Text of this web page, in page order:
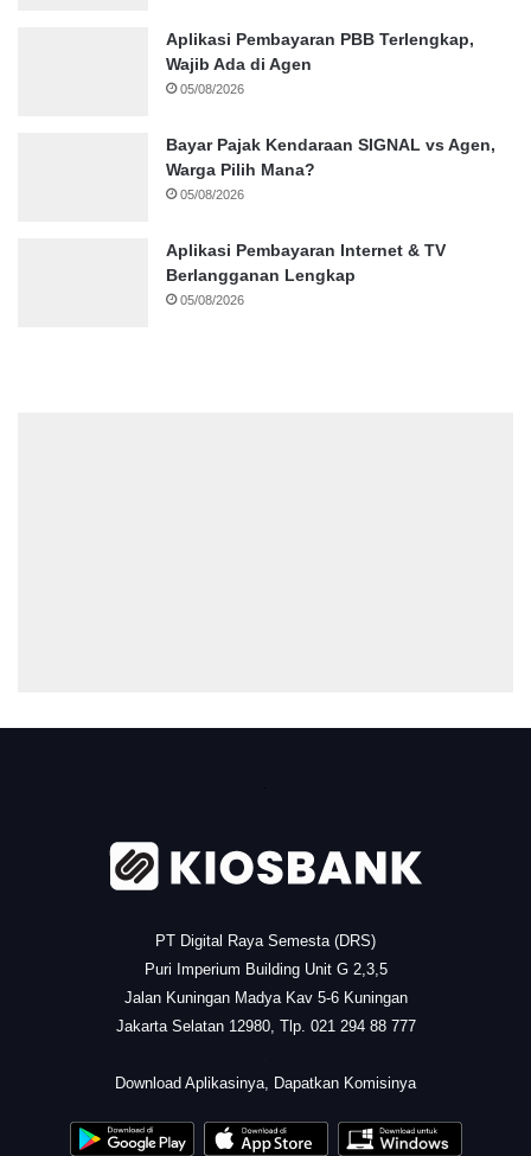
Aplikasi Pembayaran PBB Terlengkap,
Wajib Ada di Agen
05/08/2026
Bayar Pajak Kendaraan SIGNAL vs Agen,
Warga Pilih Mana?
05/08/2026
Aplikasi Pembayaran Internet & TV
Berlangganan Lengkap
05/08/2026
PT Digital Raya Semesta (DRS)
Puri Imperium Building Unit G 2,3,5
Jalan Kuningan Madya Kav 5-6 Kuningan
Jakarta Selatan 12980, Tlp. 021 294 88 777
Download Aplikasinya, Dapatkan Komisinya